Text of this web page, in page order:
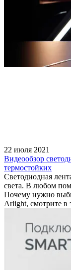
22 июля 2021
Видеообзор
термостойких
Светодиодная
света. В любом
Почему нужно
Arlight, смотрите в